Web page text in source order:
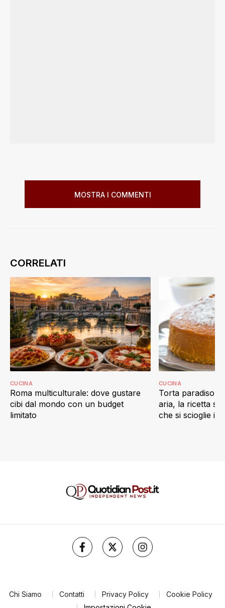
MOSTRA I COMMENTI
Roma multiculturale: dove gustare
cibi dal mondo con un budget
limitato
CUCINA
Torta paradiso
aria, la ricetta
che si scioglie in
CUCINA
Chi Siamo Contatti Privacy Policy
Cookie Policy